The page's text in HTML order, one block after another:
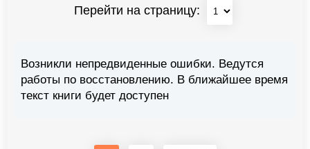
Перейти на страницу:
Возникли непредвиденные ошибки. Ведутся
работы по восстановлению. В ближайшее время
текст книги будет доступен